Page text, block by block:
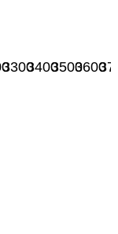
3300340035003600